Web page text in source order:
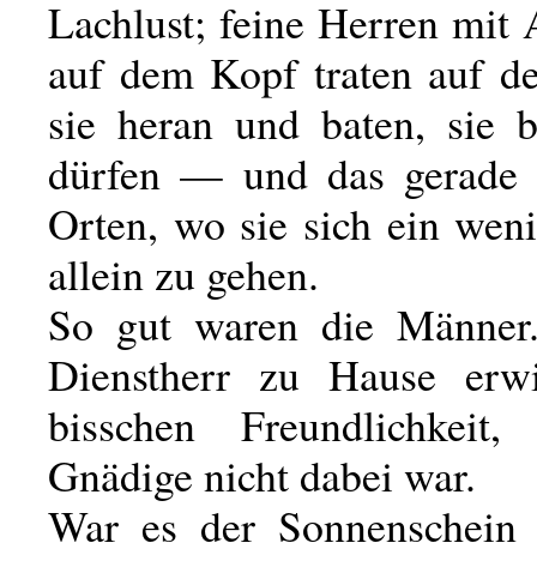
Lachlust; feine Herren mit
auf dem Kopf traten auf
sie heran und baten, sie
dürfen — und das gerade
Orten, wo sie sich ein
allein zu gehen.
So gut waren die
Dienstherr zu Hause
bisschen
Gnädige nicht dabei war.
War es der